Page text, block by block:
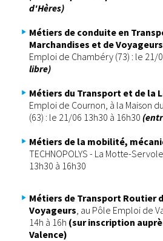
d'Hères)
Métiers de conduite en
Marchandises et de Voyageurs
Emploi de Chambéry (73) : le 21/
libre)
Métiers du Transport et de la
Emploi de Cournon, à la Maison
(63) : le 21/06 13h30 à 16h30
Métiers de la mobilité,
TECHNOPOLYS - La Motte-
13h30 à 16h30
Métiers de Transport Routier
Voyageurs , au Pôle Emploi de
14h à 16h (sur inscription
Valence)